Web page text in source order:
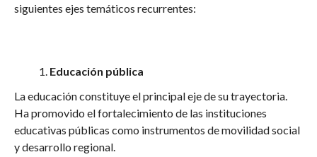
siguientes ejes temáticos recurrentes:
Educación pública
La educación constituye el principal eje de su trayectoria.
Ha promovido el fortalecimiento de las instituciones
educativas públicas como instrumentos de movilidad social
y desarrollo regional.